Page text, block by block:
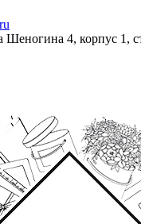
Шеногина 4, корпус 1,